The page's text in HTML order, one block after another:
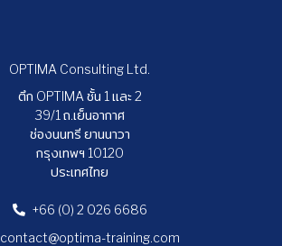
OPTIMA Consulting Ltd.
ตึก OPTIMA ชั้น 1 และ 2
39/1 ถ.เย็นอากาศ
ช่องนนทรี ยานนาวา
กรุงเทพฯ 10120
ประเทศไทย
+66 (0) 2 026 6686
contact@optima-training.com